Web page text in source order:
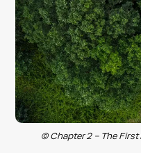
© Chapter 2 – The First